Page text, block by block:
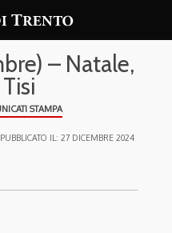
– Natale,
STAMPA
PUBBLICATO IL: 27 DICEMBRE 2024